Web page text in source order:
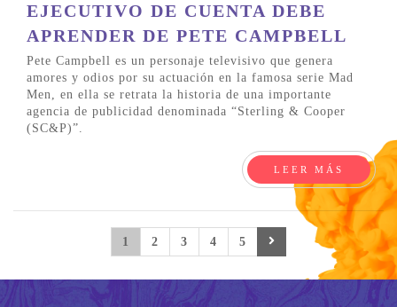
EJECUTIVO DE CUENTA DEBE
APRENDER DE PETE CAMPBELL
Pete Campbell es un personaje televisivo que genera
amores y odios por su actuación en la famosa serie Mad
Men, en ella se retrata la historia de una importante
agencia de publicidad denominada “Sterling & Cooper
(SC&P)”.
LEER MÁS
1 2 3 4 5